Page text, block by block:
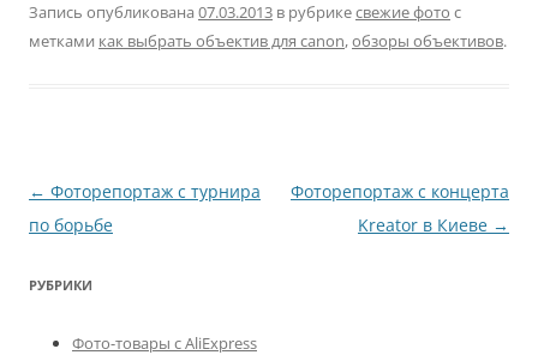
Запись опубликована 07.03.2013 в рубрикесвежие фото с
метками как выбрать объектив для canon,обзоры объективов.
Навигация
по
← Фоторепортаж с турнира
по борьбе
Фоторепортаж с концерта
Kreator в Киеве →
РУБРИКИ
Фото-товары с AliExpress